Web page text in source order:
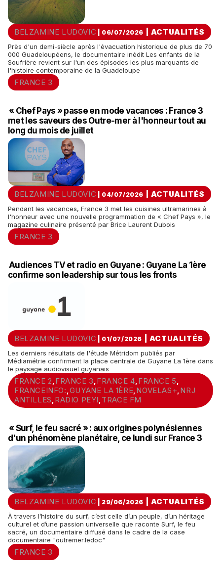
BELZAMINE LUDOVIC | 06/07/2026 ACTUALITÉS
Près d'un demi-siècle après l'évacuation historique de plus de 70
000 Guadeloupéens, le documentaire inédit Les enfants de la
Soufrière revient sur l'un des épisodes les plus marquants de
l'histoire contemporaine de la Guadeloupe
FRANCE 3
« Chef Pays » passe en mode vacances : France 3
met les saveurs des Outre-mer à l'honneur tout au
long du mois de juillet
BELZAMINE LUDOVIC | 04/07/2026 ACTUALITÉS
Pendant les vacances, France 3 met les cuisines ultramarines à
l'honneur avec une nouvelle programmation de « Chef Pays », le
magazine culinaire présenté par Brice Laurent Dubois
FRANCE 3
Audiences TV et radio en Guyane : Guyane La 1ère
confirme son leadership sur tous les fronts
BELZAMINE LUDOVIC | 01/07/2026 ACTUALITÉS
Les derniers résultats de l'étude Métridom publiés par
Médiamétrie confirment la place centrale de Guyane La 1ère dans
le paysage audiovisuel guyanais
FRANCE 2 FRANCE 3 FRANCE 4 FRANCE 5
FRANCEINFO: GUYANE LA 1ÈRE NOVELAS+ NRJ
ANTILLES RADIO PEYI TRACE FM
« Surf, le feu sacré » : aux origines polynésiennes
d'un phénomène planétaire, ce lundi sur France 3
BELZAMINE LUDOVIC | 29/06/2026 ACTUALITÉS
À travers l’histoire du surf, c’est celle d’un peuple, d’un héritage
culturel et d’une passion universelle que raconte Surf, le feu
sacré, un documentaire diffusé dans le cadre de la case
documentaire "outremer.ledoc"
FRANCE 3